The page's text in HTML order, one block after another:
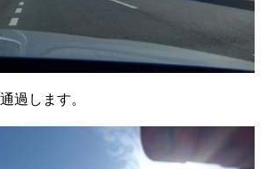
過します。